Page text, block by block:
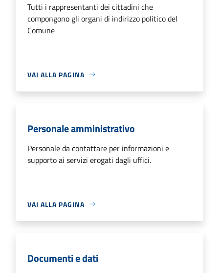
Tutti i rappresentanti dei cittadini che
compongono gli organi di indirizzo politico del
Comune
VAI ALLA PAGINA
Personale amministrativo
Personale da contattare per informazioni e
supporto ai servizi erogati dagli uffici.
VAI ALLA PAGINA
Documenti e dati